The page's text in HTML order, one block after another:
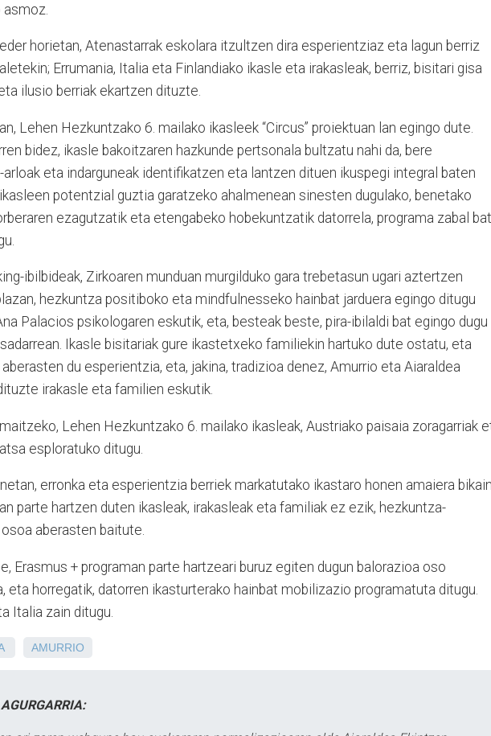
horietan, Atenastarrak eskolara itzultzen dira esperientziaz eta lagun berriz
Errumania, Italia eta Finlandiako ikasle eta irakasleak, berriz, bisitari gisa
ilusio berriak ekartzen dituzte.
Lehen Hezkuntzako 6. mailako ikasleek “Circus” proiektuan lan egingo dute.
bidez, ikasle bakoitzaren hazkunde pertsonala bultzatu nahi da, bere
arloak eta indarguneak identifikatzen eta lantzen dituen ikuspegi integral baten
ikasleen potentzial guztia garatzeko ahalmenean sinesten dugulako, benetako
ezagutzatik eta etengabeko hobekuntzatik datorrela, programa zabal bat
ibilbideak, Zirkoaren munduan murgilduko gara trebetasun ugari aztertzen
hezkuntza positiboko eta mindfulnesseko hainbat jarduera egingo ditugu
Palacios psikologaren eskutik, eta, besteak beste, pira-ibilaldi bat egingo dugu
Ikasle bisitariak gure ikastetxeko familiekin hartuko dute ostatu, eta
du esperientzia, eta, jakina, tradizioa denez, Amurrio eta Aiaraldea
irakasle eta familien eskutik.
Lehen Hezkuntzako 6. mailako ikasleak, Austriako paisaia zoragarriak
esploratuko ditugu.
erronka eta esperientzia berriek markatutako ikastaro honen amaiera
parte hartzen duten ikasleak, irakasleak eta familiak ez ezik, hezkuntza-
aberasten baitute.
Erasmus + programan parte hartzeari buruz egiten dugun balorazioa oso
eta horregatik, datorren ikasturterako hainbat mobilizazio programatuta ditugu.
Italia zain ditugu.
AMURRIO